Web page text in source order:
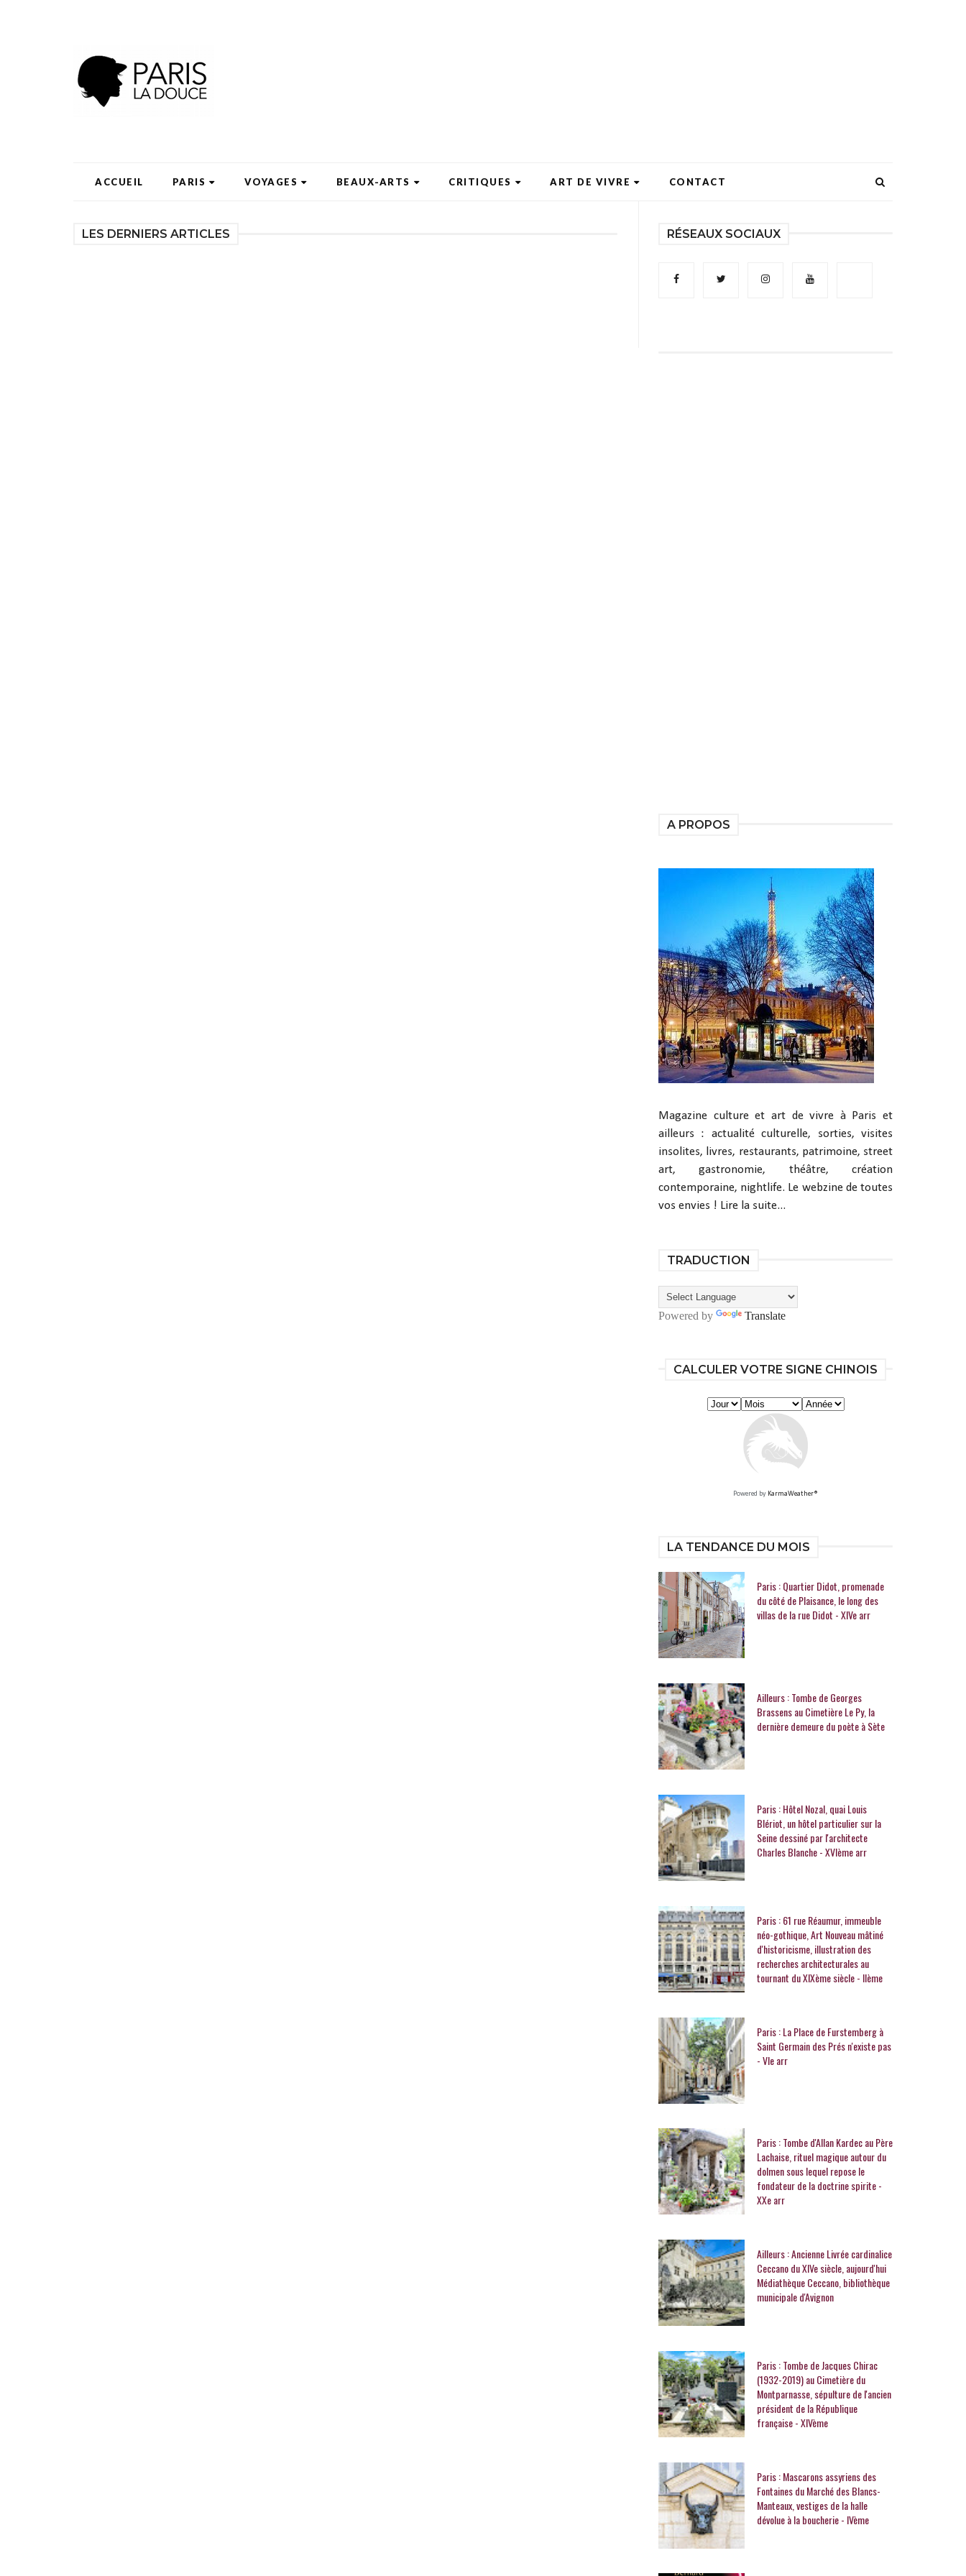
ACCUEIL PARIS VOYAGES BEAUX-ARTS CRITIQUES ART DE VIVRE CONTACT
LES DERNIERS ARTICLES RÉSEAUX SOCIAUX
A PROPOS
Magazine culture et art de vivre à Paris et
ailleurs : actualité culturelle, sorties, visites
insolites, livres, restaurants, patrimoine, street
art, gastronomie, théâtre, création
contemporaine, nightlife. Le webzine de toutes
vos envies ! Lire la suite...
TRADUCTION
Powered by Translate
CALCULER VOTRE SIGNE CHINOIS
Powered by KarmaWeather®
LA TENDANCE DU MOIS
Paris : Quartier Didot, promenade
du côté de Plaisance, le long des
villas de la rue Didot - XIVe arr
Ailleurs : Tombe de Georges
Brassens au Cimetière Le Py, la
dernière demeure du poète à Sète
Paris : Hôtel Nozal, quai Louis
Blériot, un hôtel particulier sur la
Seine dessiné par l'architecte
Charles Blanche - XVIème arr
Paris : 61 rue Réaumur, immeuble
néo-gothique, Art Nouveau mâtiné
d'historicisme, illustration des
recherches architecturales au
tournant du XIXème siècle - IIème
Paris : La Place de Furstemberg à
Saint Germain des Prés n'existe pas
- VIe arr
Paris : Tombe d'Allan Kardec au Père
Lachaise, rituel magique autour du
dolmen sous lequel repose le
fondateur de la doctrine spirite -
XXe arr
Ailleurs : Ancienne Livrée cardinalice
Ceccano du XIVe siècle, aujourd'hui
Médiathèque Ceccano, bibliothèque
municipale d'Avignon
Paris : Tombe de Jacques Chirac
(1932-2019) au Cimetière du
Montparnasse, sépulture de l'ancien
président de la République
française - XIVème
Paris : Mascarons assyriens des
Fontaines du Marché des Blancs-
Manteaux, vestiges de la halle
dévolue à la boucherie - IVème